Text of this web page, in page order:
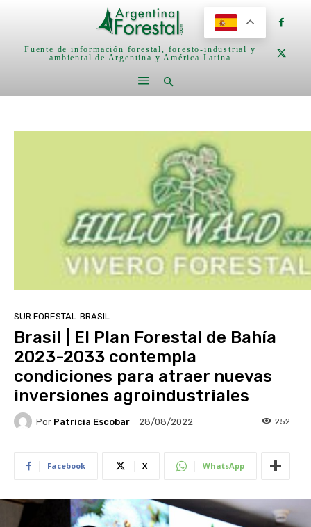
Fuente de información forestal, foresto-industrial y
ambiental de Argentina y América Latina
SUR FORESTAL BRASIL
Brasil | El Plan Forestal de Bahía
2023-2033 contempla
condiciones para atraer nuevas
inversiones agroindustriales
Por Patricia Escobar 28/08/2022 252
Facebook X WhatsApp